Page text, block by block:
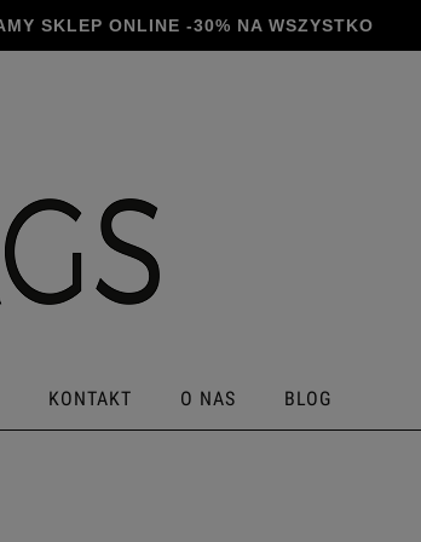
KONTAKT O NAS BLOG